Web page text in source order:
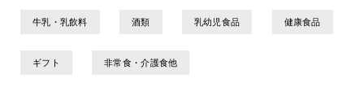
牛乳・乳飲料 酒類 乳幼児食品 健康食品
ギフト 非常食・介護食他